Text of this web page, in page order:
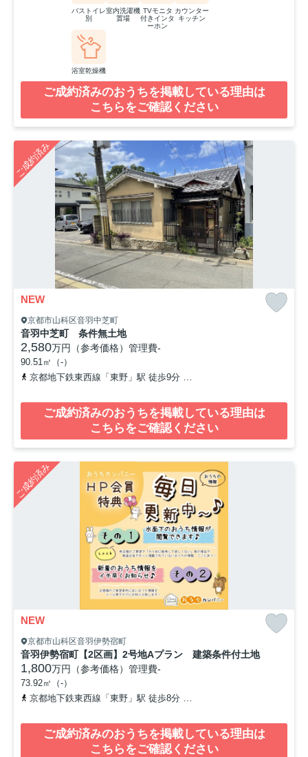
バストイレ
別
室内洗濯機
置場
TVモニタ
付きインタ
ーホン
カウンター
キッチン
浴室乾燥機
ご成約済みのおうちを掲載している理由は
こちらをご確認ください
ご成約済み
NEW
京都市山科区音羽中芝町
音羽中芝町 条件無土地
2,580万円（参考価格） 管理費-
90.51㎡（-）
京都地下鉄東西線「東野」駅 徒歩9分
ご成約済みのおうちを掲載している理由は
こちらをご確認ください
ご成約済み
NEW
京都市山科区音羽伊勢宿町
音羽伊勢宿町【2区画】2号地Aプラン 建築条件付土地
1,800万円（参考価格） 管理費-
73.92㎡（-）
京都地下鉄東西線「東野」駅 徒歩8分
ご成約済みのおうちを掲載している理由は
こちらをご確認ください